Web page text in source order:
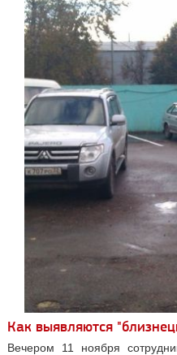
Как выявляются
Вечером 11 ноября